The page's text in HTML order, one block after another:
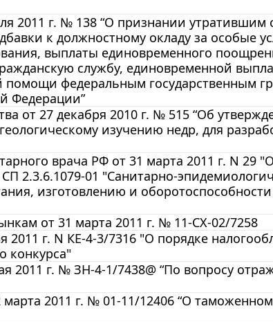
2011 г. № 138 “О признании утратившим
к должностному окладу за особые
выплаты единовременного
службу, единовременной
федеральным государственным
Федерации”
от 27 декабря 2010 г. № 515 “Об
изучению недр, для
врача РФ от 31 марта 2011 г. N 29
2.3.6.1079-01 "Санитарно-
изготовлению и
от 31 марта 2011 г. № 11-СХ-02/7258
г. N КЕ-4-3/7316 "О порядке
конкурса"
2011 г. № ЗН-4-1/7438@ “По вопросу
2011 г. № 01-11/12406 “О